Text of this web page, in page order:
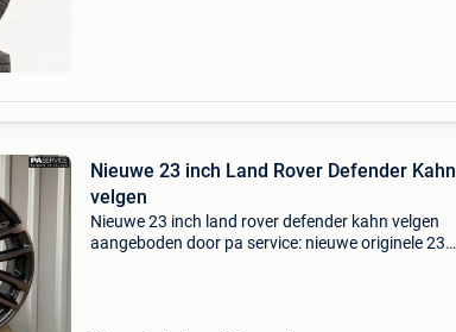
Nieuwe 23 inch Land Rover Defender Kahn
velgen
Nieuwe 23 inch land rover defender kahn velgen
aangeboden door pa service: nieuwe originele 23